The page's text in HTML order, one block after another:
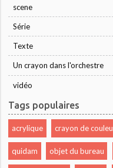
scene
Série
Texte
Un crayon dans l'orchestre
vidéo
Tags populaires
acrylique crayon de
quidam objet du bureau